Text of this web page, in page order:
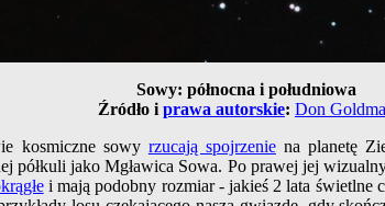
Sowy: północna i południowa
Źródło i prawa autorskie: Don
kosmiczne sowy rzucają spojrzeniena planetę
półkuli jako Mgławica Sowa. Po prawej jej
i mają podobny rozmiar - jakieś 2 lata świetlne